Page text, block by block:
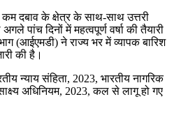
दबाव के क्षेत्र के साथ-साथ उत्तरी
पांच दिनों में महत्वपूर्ण वर्षा की तैयारी
(आईएमडी) ने राज्य भर में व्यापक बारिश
की है।
न्याय संहिता, 2023, भारतीय नागरिक
अधिनियम, 2023, कल से लागू हो गए